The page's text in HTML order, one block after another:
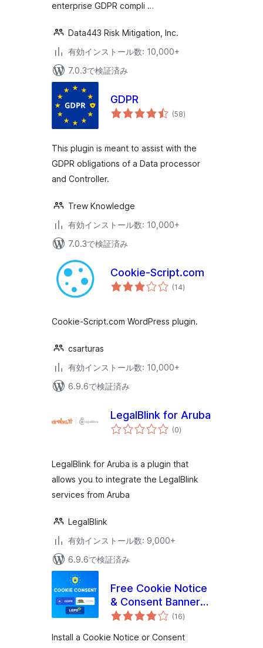
enterprise GDPR compli …
Data443 Risk Mitigation, Inc.
有効インストール数: 10,000+
7.0.3で検証済み
GDPR
(58個
の)
This plugin is meant to assist with the
GDPR obligations of a Data processor
and Controller.
Trew Knowledge
有効インストール数: 10,000+
7.0.3で検証済み
Cookie-Script.com
(14個
の)
Cookie-Script.com WordPress plugin.
csarturas
有効インストール数: 10,000+
6.9.6で検証済み
LegalBlink for Aruba
(0個
の)
LegalBlink for Aruba is a plugin that
allows you to integrate the LegalBlink
services from Aruba
LegalBlink
有効インストール数: 9,000+
6.9.6で検証済み
Free Cookie Notice
& Consent Banner
for Privacy
CCPA, DSGVO and
(16個
の
価
)
Install a Cookie Notice or Consent